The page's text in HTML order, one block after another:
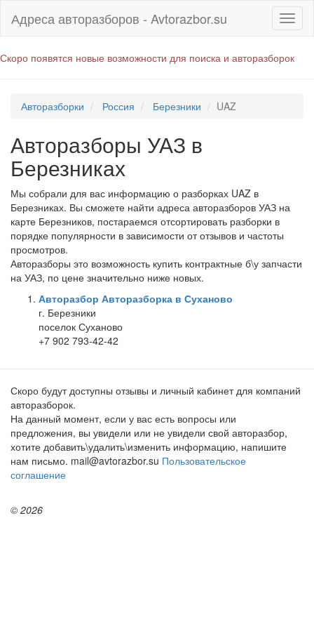
Адреса авторазборов - Avtorazbor.su
Скоро появятся новые возможности для поиска и авторазборок
Авторазборки Россия Березники UAZ
Авторазборы УАЗ в
Березниках
Мы собрали для вас информацию о разборках UAZ в
Березниках. Вы сможете найти адреса авторазборов УАЗ на
карте Березников, постараемся отсортировать разборки в
порядке популярности в зависимости от отзывов и частоты
просмотров.
Авторазборы это возможность купить контрактные б\у запчасти
на УАЗ, по цене значительно ниже новых.
Авторазбор Авторазборка в Суханово
г. Березники
поселок Суханово
+7 902 793-42-42
Скоро будут доступны отзывы и личный кабинет для компаний
авторазборок.
На данный момент, если у вас есть вопросы или
предложения, вы увидели или не увидели свой авторазбор,
хотите добавить\удалить\изменить информацию, напишите
нам письмо. mail@avtorazbor.su Пользовательское
соглашение
© 2026